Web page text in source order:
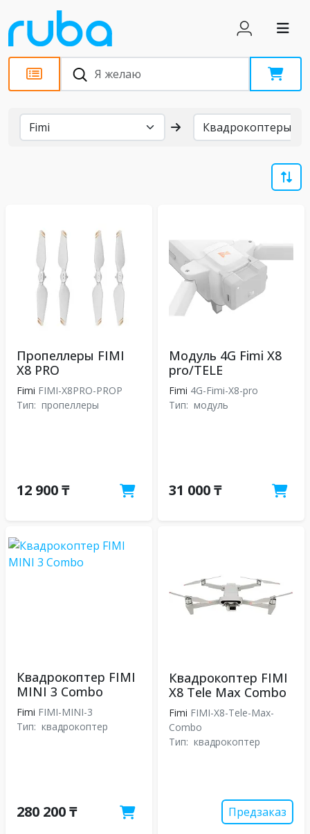
Бренды
Пропеллеры FIMI
X8 PRO
Fimi FIMI-X8PRO-PROP
Тип: пропеллеры
12 900 ₸
Модуль 4G Fimi X8
pro/TELE
Fimi 4G-Fimi-X8-pro
Тип: модуль
31 000 ₸
Квадрокоптер FIMI
MINI 3 Combo
Fimi FIMI-MINI-3
Тип: квадрокоптер
280 200 ₸
Квадрокоптер FIMI
X8 Tele Max Combo
Fimi FIMI-X8-Tele-Max-
Combo
Тип: квадрокоптер
Предзаказ